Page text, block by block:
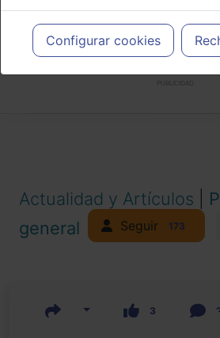
meramente informativo, siendo
profesionales facultados prescribir
cada caso concreto, el tratamiento más
necesidades del paciente.
Configurar cookies
Actualidad y Artículos
general
Seguir 173
3